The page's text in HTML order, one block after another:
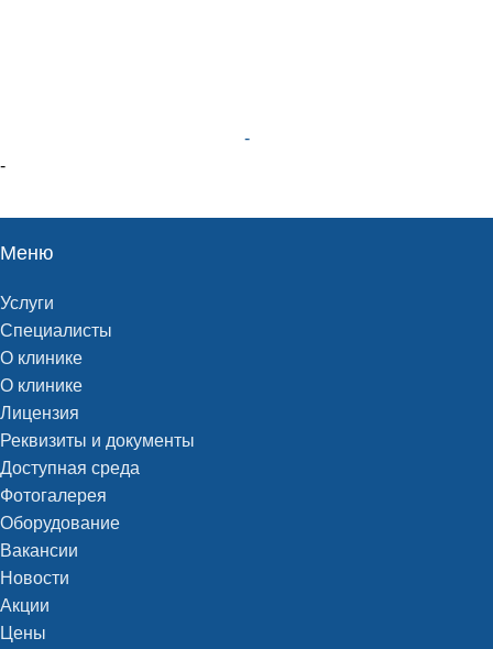
-
-
Меню
Услуги
Специалисты
О клинике
О клинике
Лицензия
Реквизиты и документы
Доступная среда
Фотогалерея
Оборудование
Вакансии
Новости
Акции
Цены